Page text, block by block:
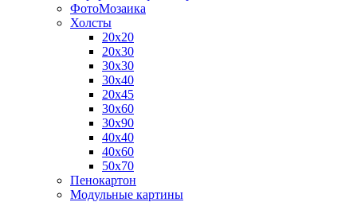
ФотоМозаика
Холсты
20х20
20х30
30х30
30х40
20х45
30х60
30х90
40х40
40х60
50х70
Пенокартон
Модульные картины